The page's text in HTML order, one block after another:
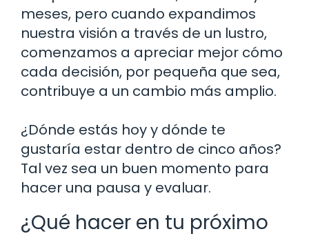
meses, pero cuando expandimos
nuestra visión a través de un lustro,
comenzamos a apreciar mejor cómo
cada decisión, por pequeña que sea,
contribuye a un cambio más amplio.
¿Dónde estás hoy y dónde te
gustaría estar dentro de cinco años?
Tal vez sea un buen momento para
hacer una pausa y evaluar.
¿Qué hacer en tu próximo